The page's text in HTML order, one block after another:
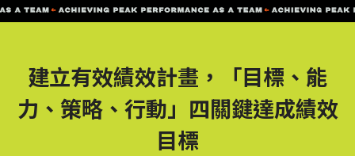
建立有效績效計畫，「目標、能
力、策略、行動」 四關鍵達成績效
目標